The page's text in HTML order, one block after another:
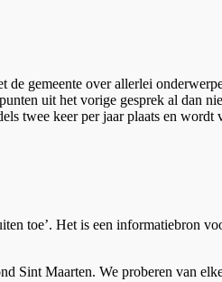
gemeente over allerlei
uit het vorige gesprek al dan
twee keer per jaar plaats en wordt
toe’. Het is een informatiebron
Sint Maarten. We proberen van